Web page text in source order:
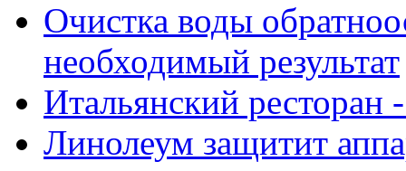
Очистка воды
необходимый результат
Итальянский
Линолеум защитит